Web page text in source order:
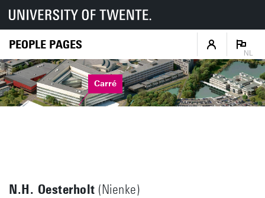
PEOPLE PAGES
NL
Carré
N.H. Oesterholt (Nienke)